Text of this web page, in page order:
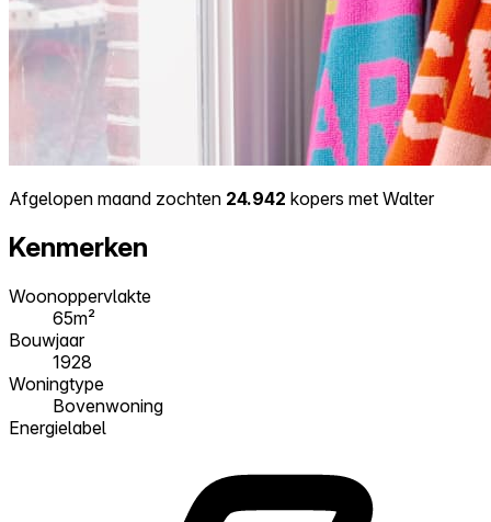
Afgelopen maand zochten 24.942 kopers met Walter
Kenmerken
Woonoppervlakte
65m²
Bouwjaar
1928
Woningtype
Bovenwoning
Energielabel